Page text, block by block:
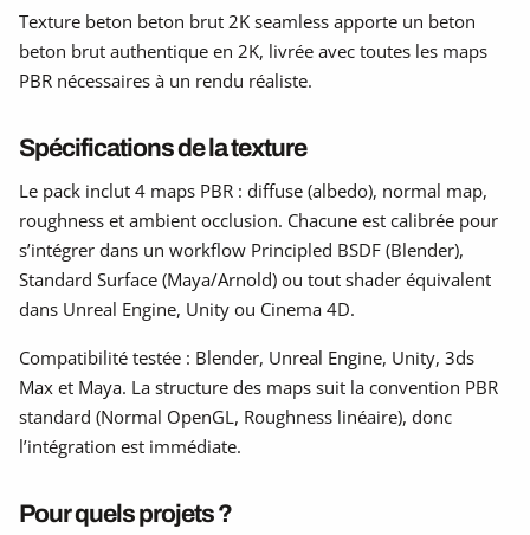
Texture beton beton brut 2K seamless apporte un beton
beton brut authentique en 2K, livrée avec toutes les maps
PBR nécessaires à un rendu réaliste.
Spécifications de la texture
Le pack inclut 4 maps PBR : diffuse (albedo), normal map,
roughness et ambient occlusion. Chacune est calibrée pour
s’intégrer dans un workflow Principled BSDF (Blender),
Standard Surface (Maya/Arnold) ou tout shader équivalent
dans Unreal Engine, Unity ou Cinema 4D.
Compatibilité testée : Blender, Unreal Engine, Unity, 3ds
Max et Maya. La structure des maps suit la convention PBR
standard (Normal OpenGL, Roughness linéaire), donc
l’intégration est immédiate.
Pour quels projets ?